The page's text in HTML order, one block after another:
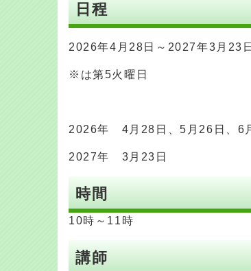
日程
2026年4月28日～2027年3月23
※は第5火曜日
2026年 4月28日、5月26日、6
2027年 3月23日
時間
10時～11時
講師